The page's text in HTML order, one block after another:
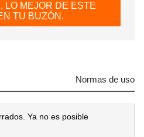
LO MEJOR DE ESTE
TU BUZÓN.
Normas de uso
Ya no es posible